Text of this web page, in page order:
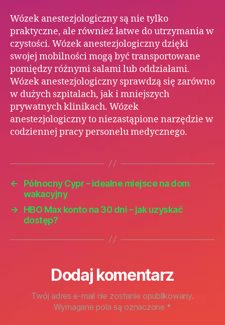
Wózek anestezjologiczny są nie tylko
praktyczne, ale również łatwe do utrzymania w
czystości. Wózek anestezjologiczny dzięki
swojej mobilności mogą być transportowane
pomiędzy różnymi salami lub oddziałami.
Wózek anestezjologiczny sprawdzą się zarówno
w dużych szpitalach, jak i mniejszych
prywatnych klinikach. Wózek
anestezjologiczny to niezastąpione narzędzie w
codziennej pracy personelu medycznego.
←
Północny Cypr – idealne miejsce na dom
wakacyjny
→
HBO Max konto na 30 dni – jak uzyskać
dostęp?
Dodaj komentarz
Twój adres e-mail nie zostanie opublikowany.
Wymagane pola są oznaczone *